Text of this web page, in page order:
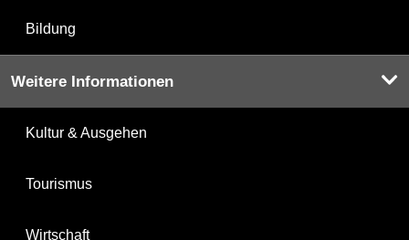
Bildung
Weitere Informationen
Kultur & Ausgehen
Tourismus
Wirtschaft